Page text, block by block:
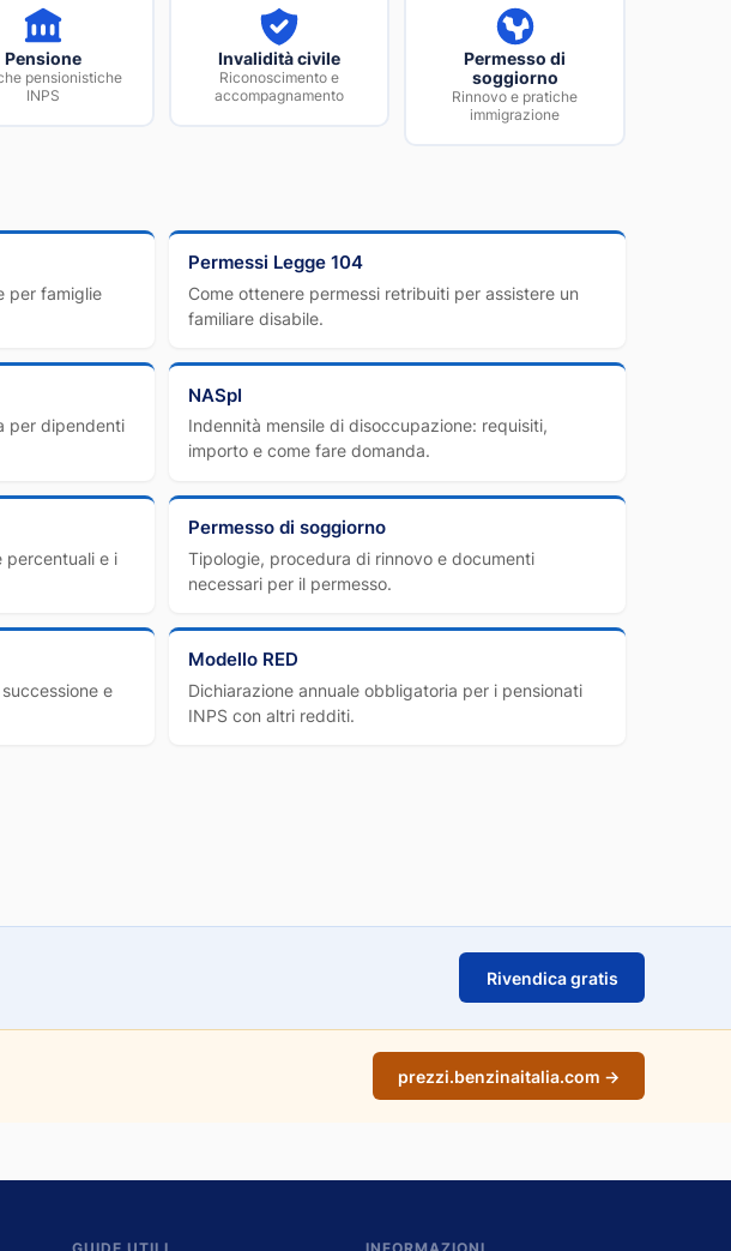
Pensione
pensionistiche
INPS
Invalidità civile
Riconoscimento e
accompagnamento
Permesso di
soggiorno
Rinnovo e pratiche
immigrazione
per famiglie
Permessi Legge 104
Come ottenere permessi retribuiti per assistere un
familiare disabile.
per dipendenti
NASpI
Indennità mensile di disoccupazione: requisiti,
importo e come fare domanda.
percentuali e i
Permesso di soggiorno
Tipologie, procedura di rinnovo e documenti
necessari per il permesso.
e
Modello RED
Dichiarazione annuale obbligatoria per i pensionati
INPS con altri redditi.
Rivendica gratis
prezzi.benzinaitalia.com →